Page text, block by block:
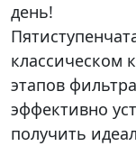
день!
классическом
этапов
эффективно
получить